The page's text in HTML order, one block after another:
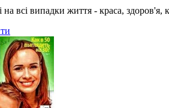
на всі випадки життя - краса, здоров'я,